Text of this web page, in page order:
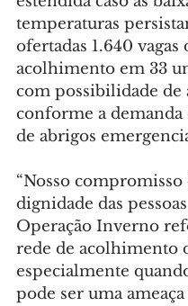
temperaturas
ofertadas 1.640 vagas
acolhimento em 33
com possibilidade de
conforme a demanda
de abrigos
“Nosso compromisso
dignidade das
Operação Inverno
rede de acolhimento
especialmente
pode ser uma ameaça